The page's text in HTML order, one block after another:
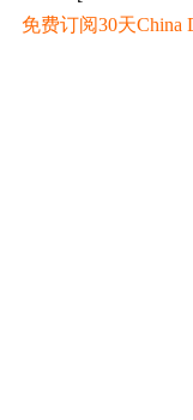
免费订阅30天China